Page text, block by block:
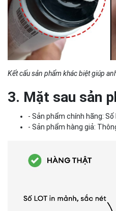
Kết cấu sản phẩm khác biệt giúp
3. Mặt sau sản
- Sản phẩm chính hãng:
- Sản phẩm hàng giả: